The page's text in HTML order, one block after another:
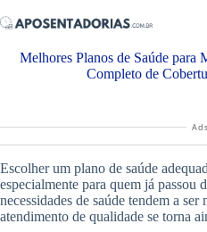
Pular
para
conteúdo
Melhores Planos de Saúde para
Completo de
Ads
Escolher um plano de saúde
especialmente para quem já passou
necessidades de saúde tendem a
atendimento de qualidade se torna